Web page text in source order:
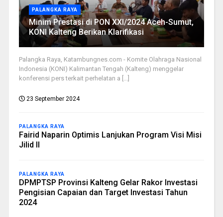
PALANGKA RAYA
Minim Prestasi di PON XXI/2024 Aceh-Sumut,
KONI Kalteng Berikan Klarifikasi
Palangka Raya, Katambungnes.com - Komite Olahraga Nasional
Indonesia (KONI) Kalimantan Tengah (Kalteng) menggelar
konferensi pers terkait perhelatan a [...]
23 September 2024
PALANGKA RAYA
Fairid Naparin Optimis Lanjukan Program Visi Misi
Jilid II
PALANGKA RAYA
DPMPTSP Provinsi Kalteng Gelar Rakor Investasi
Pengisian Capaian dan Target Investasi Tahun
2024